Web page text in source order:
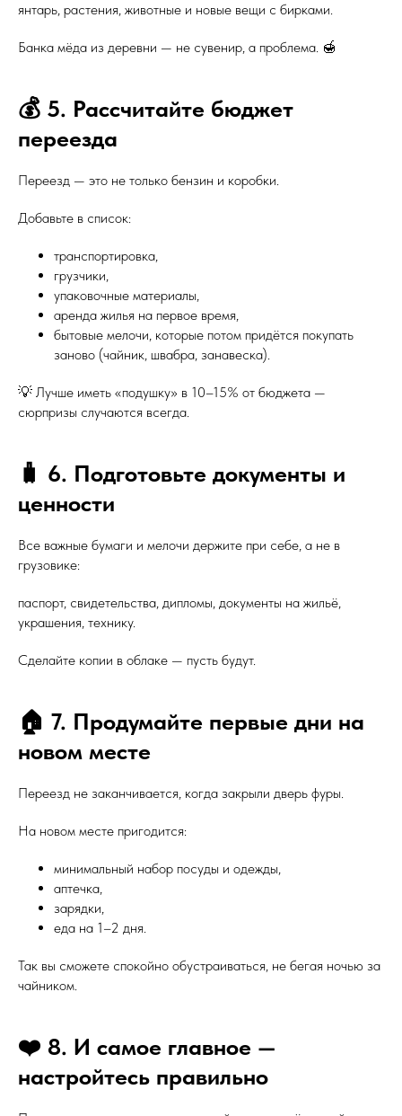
янтарь, растения, животные и новые вещи с бирками.
Банка мёда из деревни — не сувенир, а проблема. 🍯
💰 5. Рассчитайте бюджет
переезда
Переезд — это не только бензин и коробки.
Добавьте в список:
транспортировка,
грузчики,
упаковочные материалы,
аренда жилья на первое время,
бытовые мелочи, которые потом придётся покупать
заново (чайник, швабра, занавеска).
💡 Лучше иметь «подушку» в 10–15% от бюджета —
сюрпризы случаются всегда.
🧳 6. Подготовьте документы и
ценности
Все важные бумаги и мелочи держите при себе, а не в
грузовике:
паспорт, свидетельства, дипломы, документы на жильё,
украшения, технику.
Сделайте копии в облаке — пусть будут.
🏠 7. Продумайте первые дни на
новом месте
Переезд не заканчивается, когда закрыли дверь фуры.
На новом месте пригодится:
минимальный набор посуды и одежды,
аптечка,
зарядки,
еда на 1–2 дня.
Так вы сможете спокойно обустраиваться, не бегая ночью за
чайником.
❤️ 8. И самое главное —
настройтесь правильно